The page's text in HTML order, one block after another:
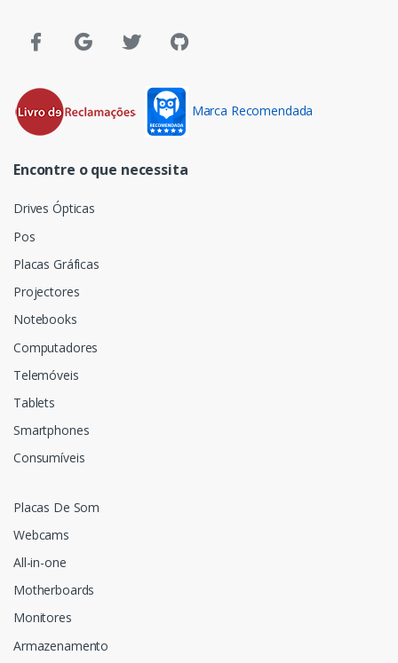
Marca Recomendada
Encontre o que necessita
Drives Ópticas
Pos
Placas Gráficas
Projectores
Notebooks
Computadores
Telemóveis
Tablets
Smartphones
Consumíveis
Placas De Som
Webcams
All-in-one
Motherboards
Monitores
Armazenamento